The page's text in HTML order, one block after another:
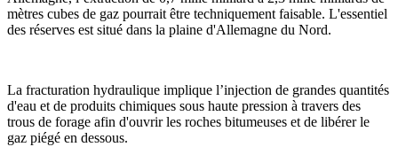
mètres cubes de gaz pourrait être techniquement faisable. L'essentiel
des réserves est situé dans la plaine d'Allemagne du Nord.
La fracturation hydraulique implique l’injection de grandes quantités
d'eau et de produits chimiques sous haute pression à travers des
trous de forage afin d'ouvrir les roches bitumeuses et de libérer le
gaz piégé en dessous.